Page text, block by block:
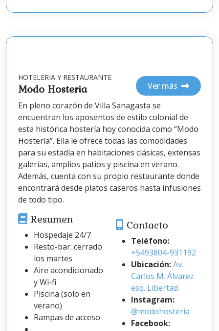
HOTELERIA Y RESTAURANTE
Modo Hosteria
Ver más
En pleno corazón de Villa Sanagasta se
encuentran los aposentos de estilo colonial de
esta histórica hostería hoy conocida como “Modo
Hostería”. Ella le ofrece todas las comodidades
para su estadía en habitaciones clásicas, extensas
galerías, amplios patios y piscina en verano.
Además, cuenta con su propio restaurante donde
encontrará desde platos caseros hasta infusiones
de todo tipo.
Resumen
Hospedaje 24/7
Resto-bar: cerrado
los martes
Aire acondicionado
y Wi-fi
Piscina (solo en
verano)
Rampas de acceso
Contacto
Teléfono:
+5493804-931192
Ubicación:Av.
Carlos M. Álvarez
esq. Libertad
Instagram:
@modohosteria
Facebook: